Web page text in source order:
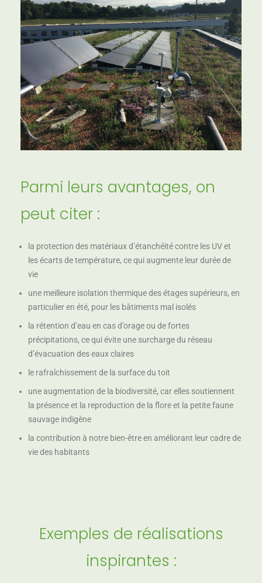
Parmi leurs avantages, on
peut citer :
la protection des matériaux d’étanchéité contre les UV et
les écarts de température, ce qui augmente leur durée de
vie
une meilleure isolation thermique des étages supérieurs, en
particulier en été, pour les bâtiments mal isolés
la rétention d’eau en cas d’orage ou de fortes
précipitations, ce qui évite une surcharge du réseau
d’évacuation des eaux claires
le rafraîchissement de la surface du toit
une augmentation de la biodiversité, car elles soutiennent
la présence et la reproduction de la flore et la petite faune
sauvage indigène
la contribution à notre bien-être en améliorant leur cadre de
vie des habitants
Exemples de réalisations
inspirantes :